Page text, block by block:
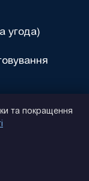
угода)
та покращення